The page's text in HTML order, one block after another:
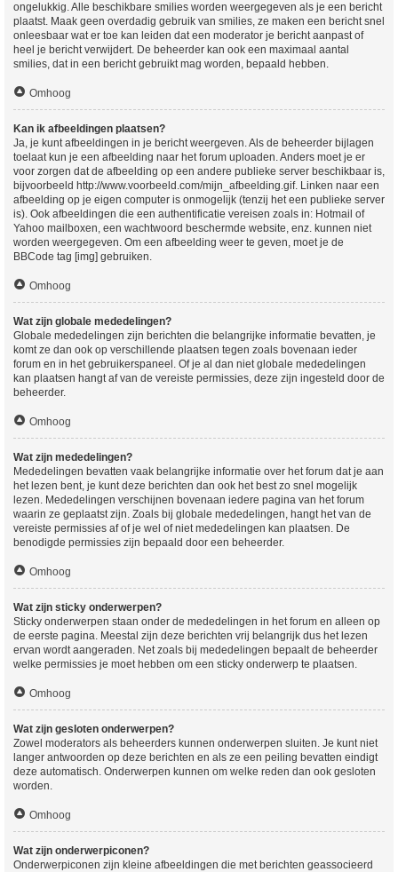
ongelukkig. Alle beschikbare smilies worden weergegeven als je een bericht
plaatst. Maak geen overdadig gebruik van smilies, ze maken een bericht snel
onleesbaar wat er toe kan leiden dat een moderator je bericht aanpast of
heel je bericht verwijdert. De beheerder kan ook een maximaal aantal
smilies, dat in een bericht gebruikt mag worden, bepaald hebben.
Omhoog
Kan ik afbeeldingen plaatsen?
Ja, je kunt afbeeldingen in je bericht weergeven. Als de beheerder bijlagen
toelaat kun je een afbeelding naar het forum uploaden. Anders moet je er
voor zorgen dat de afbeelding op een andere publieke server beschikbaar is,
bijvoorbeeld http://www.voorbeeld.com/mijn_afbeelding.gif. Linken naar een
afbeelding op je eigen computer is onmogelijk (tenzij het een publieke server
is). Ook afbeeldingen die een authentificatie vereisen zoals in: Hotmail of
Yahoo mailboxen, een wachtwoord beschermde website, enz. kunnen niet
worden weergegeven. Om een afbeelding weer te geven, moet je de
BBCode tag [img] gebruiken.
Omhoog
Wat zijn globale mededelingen?
Globale mededelingen zijn berichten die belangrijke informatie bevatten, je
komt ze dan ook op verschillende plaatsen tegen zoals bovenaan ieder
forum en in het gebruikerspaneel. Of je al dan niet globale mededelingen
kan plaatsen hangt af van de vereiste permissies, deze zijn ingesteld door de
beheerder.
Omhoog
Wat zijn mededelingen?
Mededelingen bevatten vaak belangrijke informatie over het forum dat je aan
het lezen bent, je kunt deze berichten dan ook het best zo snel mogelijk
lezen. Mededelingen verschijnen bovenaan iedere pagina van het forum
waarin ze geplaatst zijn. Zoals bij globale mededelingen, hangt het van de
vereiste permissies af of je wel of niet mededelingen kan plaatsen. De
benodigde permissies zijn bepaald door een beheerder.
Omhoog
Wat zijn sticky onderwerpen?
Sticky onderwerpen staan onder de mededelingen in het forum en alleen op
de eerste pagina. Meestal zijn deze berichten vrij belangrijk dus het lezen
ervan wordt aangeraden. Net zoals bij mededelingen bepaalt de beheerder
welke permissies je moet hebben om een sticky onderwerp te plaatsen.
Omhoog
Wat zijn gesloten onderwerpen?
Zowel moderators als beheerders kunnen onderwerpen sluiten. Je kunt niet
langer antwoorden op deze berichten en als ze een peiling bevatten eindigt
deze automatisch. Onderwerpen kunnen om welke reden dan ook gesloten
worden.
Omhoog
Wat zijn onderwerpiconen?
Onderwerpiconen zijn kleine afbeeldingen die met berichten geassocieerd